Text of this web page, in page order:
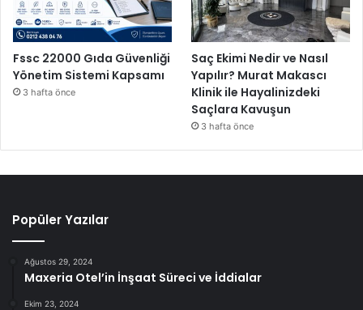
Fssc 22000 Gıda Güvenliği
Yönetim Sistemi Kapsamı
3 hafta önce
Saç Ekimi Nedir ve Nasıl
Yapılır? Murat Makascı
Klinik ile Hayalinizdeki
Saçlara Kavuşun
3 hafta önce
Popüler Yazılar
Ağustos 29, 2024
Maxeria Otel’in İnşaat Süreci ve İddialar
Ekim 23, 2024